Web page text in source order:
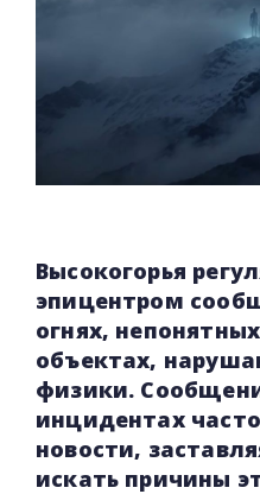
Высокогорья
эпицентром
огнях,
объектах,
физики.
инцидентах
новости,
искать причины